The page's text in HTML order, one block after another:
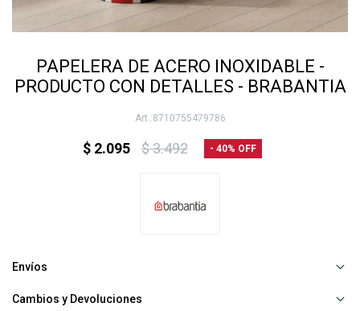
PAPELERA DE ACERO INOXIDABLE -
PRODUCTO CON DETALLES - BRABANTIA
8710755479786
$ 2.095 $3.492 40
Envíos
Cambios y Devoluciones